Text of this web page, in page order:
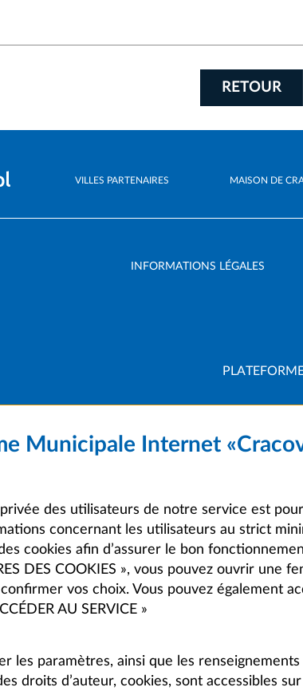
RETOUR
VILLES PARTENAIRES MAISON DE
INFORMATIONS LÉGALES
Municipale Internet
des utilisateurs de notre service est
concernant les utilisateurs au strict
cookies afin d’assurer le bon
DES COOKIES », vous pouvez ouvrir une
vos choix. Vous pouvez également
AU SERVICE »
les paramètres, ainsi que les
droits d’auteur, cookies, sont accessibles